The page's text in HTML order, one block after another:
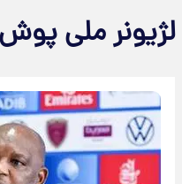
لژیونر ملی